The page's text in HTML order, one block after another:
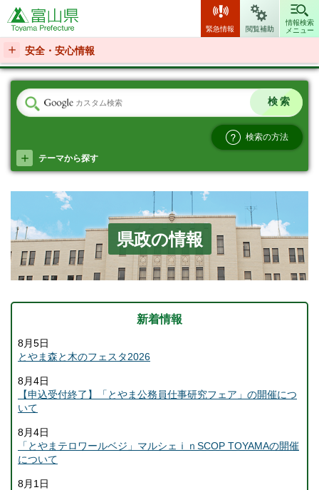
富山県
緊急情報 閲覧補助
情報検索
メニュー
安全・安心情報
検索の方法
テーマから探す
県政の情報
新着情報
8月5日
とやま森と木のフェスタ2026
8月4日
【申込受付終了】「とやま公務員仕事研究フェア」の開催につ
いて
8月4日
「とやまテロワールベジ」マルシェｉｎSCOP TOYAMAの開催
について
8月1日